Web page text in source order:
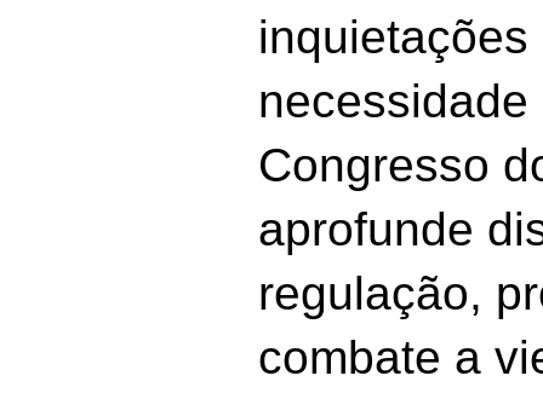
necessidade
Congresso
aprofunde
regulação,
combate a